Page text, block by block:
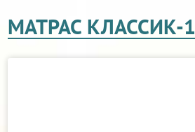
МАТРАС КЛАССИК-1